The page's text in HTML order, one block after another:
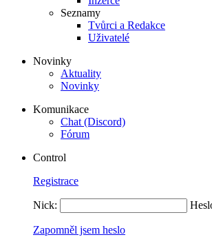
Seznamy
Tvůrci a Redakce
Uživatelé
Novinky
Aktuality
Novinky
Komunikace
Chat (Discord)
Fórum
Control
Registrace
Nick:
Zapomněl jsem heslo